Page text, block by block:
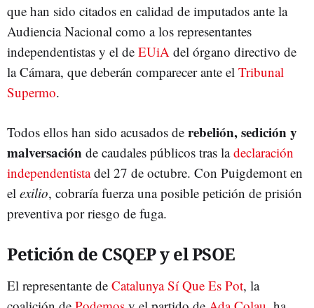
que han sido citados en calidad de imputados ante la
Audiencia Nacional como a los representantes
independentistas y el de EUiA del órgano directivo de
la Cámara, que deberán comparecer ante el Tribunal
Supermo.
Todos ellos han sido acusados de rebelión, sedición y
malversación de caudales públicos tras ladeclaración
independentistadel 27 de octubre. Con Puigdemont en
el exilio, cobraría fuerza una posible petición de prisión
preventiva por riesgo de fuga.
Petición de CSQEP y el PSOE
El representante de Catalunya Sí Que Es Pot, la